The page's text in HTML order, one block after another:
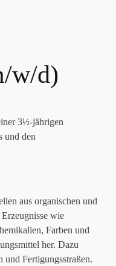
w/d)
3½-jährigen
und den
aus organischen und
wie
Farben und
her. Dazu
und Fertigungsstraßen.